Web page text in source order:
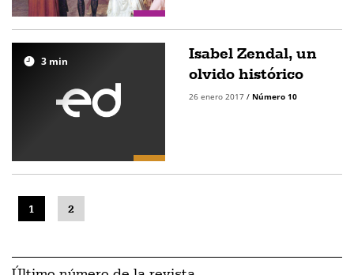
3 min
Isabel Zendal, un
olvido histórico
26 enero 2017 / Número 10
1 2